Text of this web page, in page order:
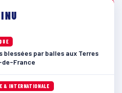
blessées par balles aux Terres
de-France
& INTERNATIONALE